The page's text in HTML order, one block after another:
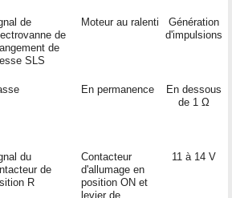
de
de
de
SLS
Moteur au ralenti
Génération
d'impulsions
En permanence
En dessous
de 1 Ω
du
de
R
Contacteur
d'allumage en
position ON et
levier de
11 à 14 V